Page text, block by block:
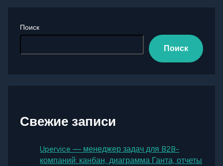
Поиск
Поиск
Свежие записи
Upervice — менеджер задач для B2B-
компаний: канбан, диаграмма Ганта, отчеты